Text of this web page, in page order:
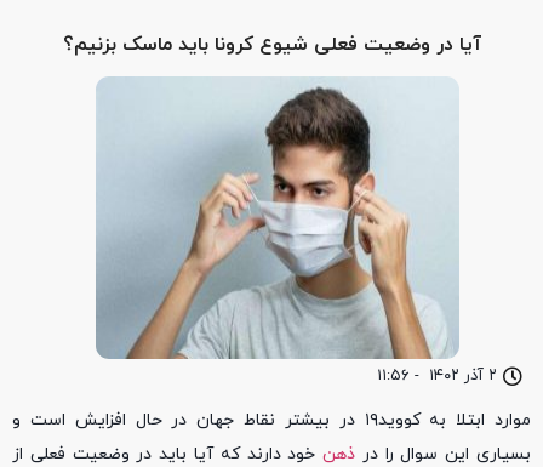
۲ آذر ۱۴۰۲ - ۱۱:۵۶
آیا در وضعیت فعلی شیوع کرونا باید ماسک بزنیم؟
موارد ابتلا به کووید۱۹ در بیشتر نقاط جهان در حال افزایش است و
بسیاری این سوال را در ذهنخود دارند که آیا باید در وضعیت فعلی از